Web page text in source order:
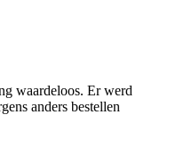
waardeloos. Er werd
anders bestellen